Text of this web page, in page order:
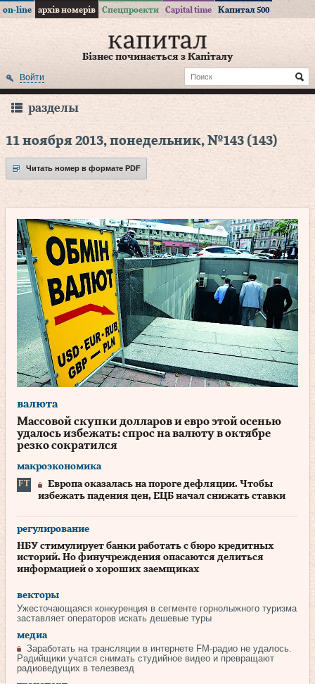
on-line архів номерів Спецпроекти Capital time Капитал 500
Бізнес починається з Капіталу
Войти
разделы
11 ноября 2013, понедельник, №143 (143)
Читать номер в формате PDF
валюта
Массовой скупки долларов и евро этой осенью
удалось избежать: спрос на валюту в октябре
резко сократился
макроэкономика
Европа оказалась на пороге дефляции. Чтобы
избежать падения цен, ЕЦБ начал снижать ставки
регулирование
НБУ стимулирует банки работать с бюро кредитных
историй. Но финучреждения опасаются делиться
информацией о хороших заемщиках
векторы
Ужесточающаяся конкуренция в сегменте горнолыжного туризма
заставляет операторов искать дешевые туры
медиа
Заработать на трансляции в интернете FM-радио не удалось.
Радийщики учатся снимать студийное видео и превращают
радиоведущих в телезвезд